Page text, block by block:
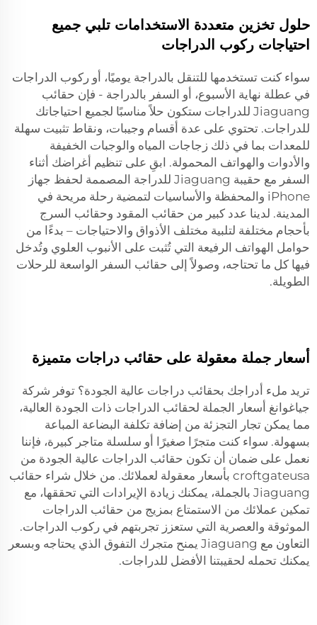
حلول تخزين متعددة الاستخدامات تلبي جميع
احتياجات ركوب الدراجات
سواء كنت تستخدمها للتنقل بالدراجة يوميًا، أو ركوب الدراجات
في عطلة نهاية الأسبوع، أو السفر بالدراجة - فإن حقائب
Jiaguang للدراجات ستكون حلاً مناسبًا لجميع احتياجاتك
للدراجات. تحتوي على عدة أقسام وجيبات، ونقاط تثبيت سهلة
للمعدات بما في ذلك زجاجات المياه والوجبات الخفيفة
والأدوات والهواتف المحمولة. ابقِ على تنظيم أغراضك أثناء
السفر مع حقيبة Jiaguang للدراجة المصممة لحفظ جهاز
iPhone والمحفظة والأساسيات لتمضية رحلة مريحة في
المدينة. لدينا عدد كبير من حقائب المقود وحقائب السرج
بأحجام مختلفة لتلبية مختلف الأذواق والاحتياجات – بدءًا من
حوامل الهواتف الرفيعة التي تُثبت على الأنبوب العلوي وتُدخل
فيها كل ما تحتاجه، وصولاً إلى حقائب السفر الواسعة للرحلات
الطويلة.
أسعار جملة معقولة على حقائب دراجات متميزة
تريد ملء أدراجك بحقائب دراجات عالية الجودة؟ توفر شركة
جياغوانغ أسعار الجملة لحقائب الدراجات ذات الجودة العالية،
مما يمكن تجار التجزئة من إضافة تكلفة البضاعة المباعة
بسهولة. سواء كنت متجرًا صغيرًا أو سلسلة متاجر كبيرة، فإننا
نعمل على ضمان أن تكون حقائب الدراجات عالية الجودة من
croftgateusa بأسعار معقولة لعملائك. من خلال شراء حقائب
Jiaguang بالجملة، يمكنك زيادة الإيرادات التي تحققها، مع
تمكين عملائك من الاستمتاع بمزيج من حقائب الدراجات
الموثوقة والعصرية التي ستعزز تجربتهم في ركوب الدراجات.
التعاون مع Jiaguang يمنح متجرك التفوق الذي يحتاجه وبسعر
يمكنك تحمله لحقيبتنا الأفضل للدراجات.